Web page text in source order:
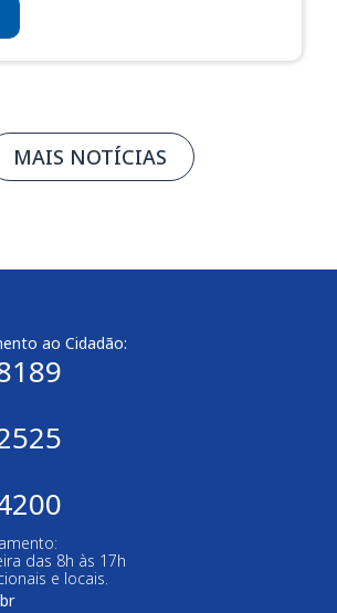
MAIS NOTÍCIAS
ao Cidadão:
das 8h às 17h
e locais.